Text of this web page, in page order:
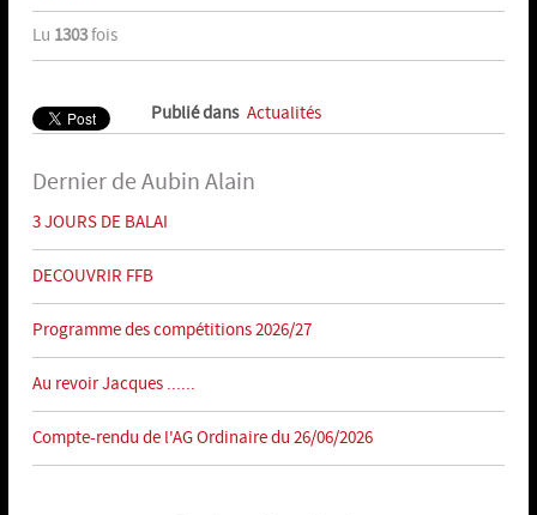
Lu 1303fois
Publié dans Actualités
Dernier de Aubin Alain
3 JOURS DE BALAI
DECOUVRIR FFB
Programme des compétitions 2026/27
Au revoir Jacques ......
Compte-rendu de l'AG Ordinaire du 26/06/2026